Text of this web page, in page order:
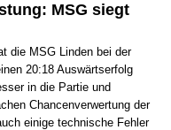
MSG siegt
die MSG Linden bei der
20:18 Auswärtserfolg
in die Partie und
Chancenverwertung der
einige technische Fehler